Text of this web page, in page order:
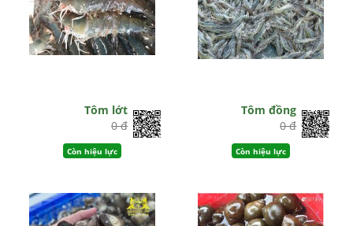
Tôm lớt
0 đ
Còn hiệu lực
Tôm đồng
0 đ
Còn hiệu lực